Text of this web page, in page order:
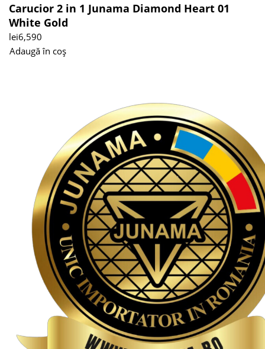
Carucior 2 in 1 Junama Diamond Heart 01
White Gold
lei6,590
Adaugă în coș